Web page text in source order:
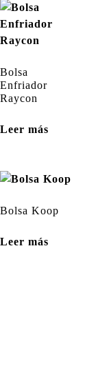
Bolsa
Enfriador
Raycon
Leer más
Bolsa Koop
Leer más